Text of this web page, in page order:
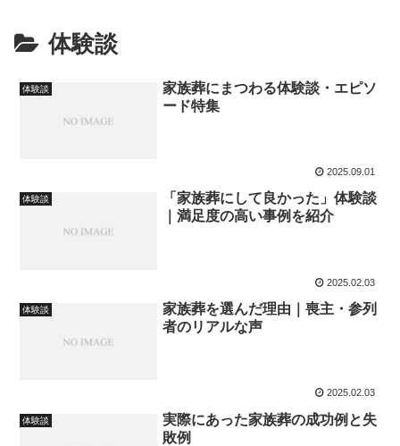
体験談
体験談
家族葬にまつわる体験談・エピソ
ード特集
2025.09.01
体験談
「家族葬にして良かった」体験談
｜満足度の高い事例を紹介
2025.02.03
体験談
家族葬を選んだ理由｜喪主・参列
者のリアルな声
2025.02.03
体験談
実際にあった家族葬の成功例と失
敗例